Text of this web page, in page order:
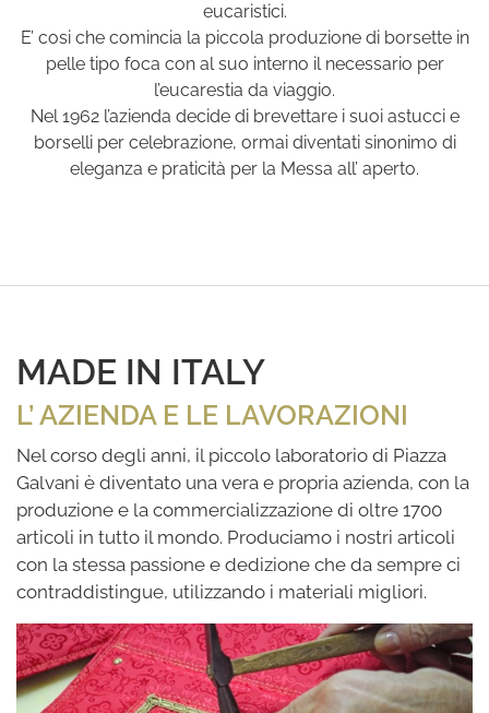
eucaristici.
E’ cosi che comincia la piccola produzione di borsette in
pelle tipo foca con al suo interno il necessario per
l’eucarestia da viaggio.
Nel 1962 l’azienda decide di brevettare i suoi astucci e
borselli per celebrazione, ormai diventati sinonimo di
eleganza e praticità per la Messa all’ aperto.
MADE IN ITALY
L’ AZIENDA E LE LAVORAZIONI
Nel corso degli anni, il piccolo laboratorio di Piazza
Galvani è diventato una vera e propria azienda, con la
produzione e la commercializzazione di oltre 1700
articoli in tutto il mondo. Produciamo i nostri articoli
con la stessa passione e dedizione che da sempre ci
contraddistingue, utilizzando i materiali migliori.